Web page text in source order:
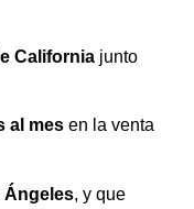
California junto
al mes en la venta
Ángeles, y que